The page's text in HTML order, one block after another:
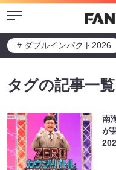
Menu
# ダブルインパクト2026
タグの記事一覧
南
が